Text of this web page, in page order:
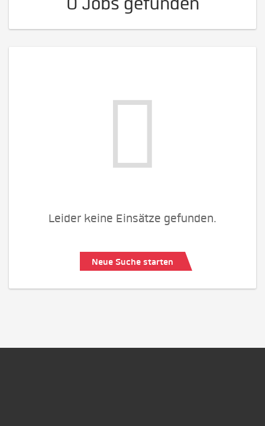
Leider keine Einsätze gefunden.
Neue Suche starten